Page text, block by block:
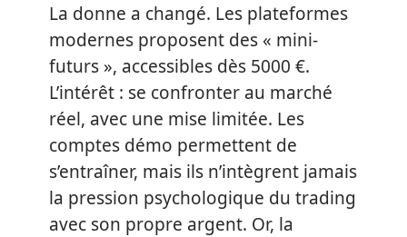
La donne a changé. Les plateformes
modernes proposent des « mini-
futurs », accessibles dès 5000 €.
L’intérêt : se confronter au marché
réel, avec une mise limitée. Les
comptes démo permettent de
s’entraîner, mais ils n’intègrent jamais
la pression psychologique du trading
avec son propre argent. Or, la